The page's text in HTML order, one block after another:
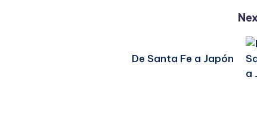
De Santa Fe a Japón